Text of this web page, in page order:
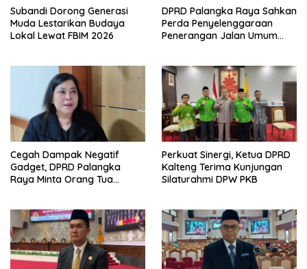
Subandi Dorong Generasi
Muda Lestarikan Budaya
Lokal Lewat FBIM 2026
DPRD Palangka Raya Sahkan
Perda Penyelenggaraan
Penerangan Jalan Umum
Cegah Dampak Negatif
Gadget, DPRD Palangka
Raya Minta Orang Tua
Perkuat Sinergi, Ketua DPRD
Kalteng Terima Kunjungan
Silaturahmi DPW PKB